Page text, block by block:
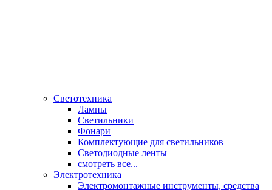
Светотехника
Лампы
Светильники
Фонари
Комплектующие для светильников
Светодиодные ленты
смотреть все...
Электротехника
Электромонтажные инструменты, средства